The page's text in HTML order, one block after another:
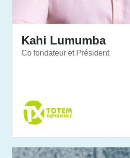
Kahi Lumumba
Co fondateur et Président